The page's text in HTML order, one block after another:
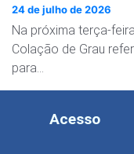
24 de julho de 2026
Na próxima terça-
Colação de Grau
para…
Acesso